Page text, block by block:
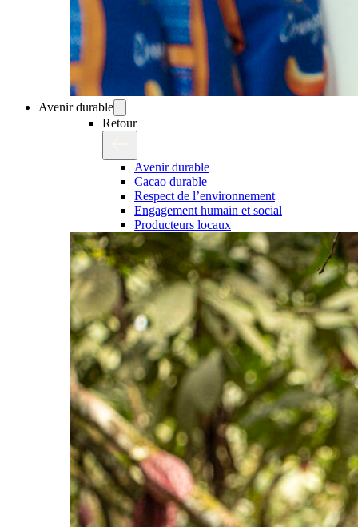
Avenir durable
Retour
Avenir durable
Cacao durable
Respect de l’environnement
Engagement humain et social
Producteurs locaux